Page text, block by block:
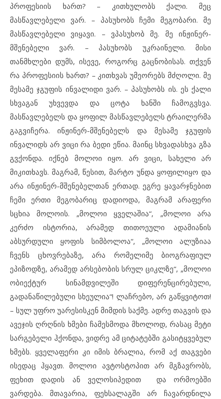
პროფესიის ხართ? – კითხულობს ქალი. მეც
მასწავლებელი ვარ. – პასუხობს ჩემი მეგობარი. მე
მასწავლებელი ვიყავი. – ვპასუხობ მე. მე ინჟინერ-
მშენებელი ვარ. – პასუხობს უკრაინელი. მისი
თანმხლები დუმს, ისევე, როგორც გაცნობისას. თქვენ
რა პროფესიის ხართ? – კითხვას უმეორებს მძღოლი. მე
მესამე ჯგუფის ინვალიდი ვარ. – პასუხობს ის. ეს ქალი
სხვაგან უხვევდა და ცოტა ხანში ჩამოგვსვა.
მასწავლებელს და ყოფილ მასწავლებელს ტრაილერმა
გაგვიჩერა. ინჟინერ-მშენებელს და მესამე ჯგუფის
ინვალიდს არ ვიცი რა ბედი ეწია. მაინც სხვადასხვა გზა
გვქონდა. იქნებ მოლოი იყო. არ ვიცი, სახელი არ
მიკითხავს. მაგრამ, წესით, მარტო უნდა ყოფილიყო და
არა ინჟინერ-მშენებელთან ერთად. ეგრე ყავარჯნებით
ჩემი ერთი მეგობარიც დადიოდა, მაგრამ არაფერი
სცხია მოლოის. „მოლოი ყველაშია“, „მოლოი არა
კერძო ისტორია, არამედ თითოეული ადამიანის
აბსურდული ყოფის სიმბოლოა“, „მოლოი ალუზიაა
ჩვენს ცხოვრებაზე, არა რომელიმე ბიოგრაფიულ
ეპიზოდზე, არამედ არსებობის სრულ ციკლზე“, „მოლოი
ობიექტურ სინამდვილეში დიფერენცირებული,
გადანაწილებული სხეულია“! ლაჩრებო, არ გაწყვიტოთ!
– სულ უფრო უარესისკენ მიმდის საქმე. ადრე თაგვის და
ავეჯის ღრღნის ხმები ჩამესმოდა მხოლოდ, რასაც მეტი
სარგებელი ჰქონდა, ვიდრე ამ ციტატებში გასიტყვებულ
ხმებს. ყველაფერი კი იმის ბრალია, რომ აქ თაგვები
ისედაც ჰყავთ. მოლოი ავტოსტოპით არ მგზავრობს,
ფეხით დადის ან ველოსიპედით და ორმოებში
ვარდება. მთავარია, ფეხსალაგში არ ჩავარდნილა